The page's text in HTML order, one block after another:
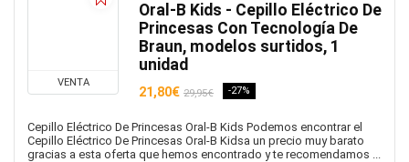
VENTA
Oral-B Kids - Cepillo Eléctrico De
Princesas Con Tecnología De
Braun, modelos surtidos, 1
unidad
21,80€ 29,95€ -27%
Cepillo Eléctrico De Princesas Oral-B Kids Podemos encontrar el
Cepillo Eléctrico De Princesas Oral-B Kidsa un precio muy barato
gracias a esta oferta que hemos encontrado y te recomendamos ...